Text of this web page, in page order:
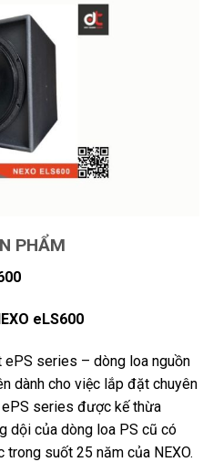
PHẨM
eLS600
ePS series – dòng loa nguồn
dành cho việc lắp đặt chuyên
series được kế thừa
dội của dòng loa PS cũ có
suốt 25 năm của NEXO.